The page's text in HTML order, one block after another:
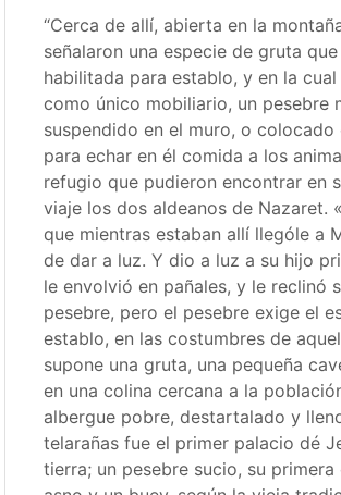
“Cerca de allí, abierta en la
señalaron una especie de gruta
habilitada para establo, y en la cual
como único mobiliario, un pesebre
suspendido en el muro, o colocado
para echar en él comida a los
refugio que pudieron encontrar en
viaje los dos aldeanos de Nazaret.
que mientras estaban allí llególe a
de dar a luz. Y dio a luz a su hijo
le envolvió en pañales, y le reclinó
pesebre, pero el pesebre exige el
establo, en las costumbres de
supone una gruta, una pequeña
en una colina cercana a la
albergue pobre, destartalado y
telarañas fue el primer palacio dé
tierra; un pesebre sucio, su primera